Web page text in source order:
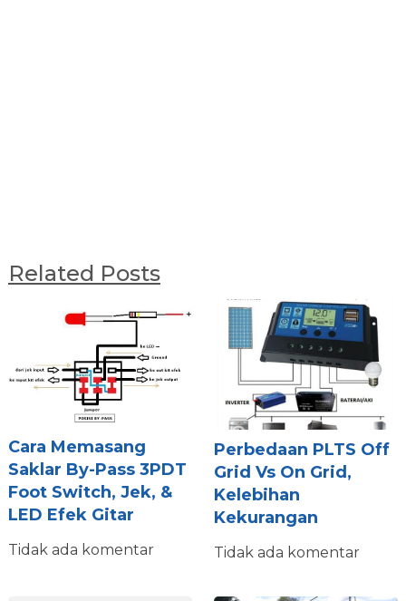
Related Posts
Cara Memasang
Saklar By-Pass 3PDT
Foot Switch, Jek, &
LED Efek Gitar
Tidak ada komentar
Perbedaan PLTS Off
Grid Vs On Grid,
Kelebihan
Kekurangan
Tidak ada komentar